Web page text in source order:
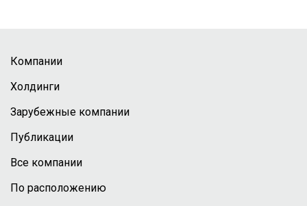
Компании
Холдинги
Зарубежные компании
Публикации
Все компании
По расположению